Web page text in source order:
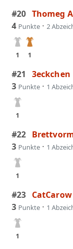
#20 Thomeg
4 Punkte · 2
1 1
#21
3eckchen
3 Punkte · 1
1
#22
3 Punkte · 1
1
#23 CatCarow
3 Punkte · 1
1